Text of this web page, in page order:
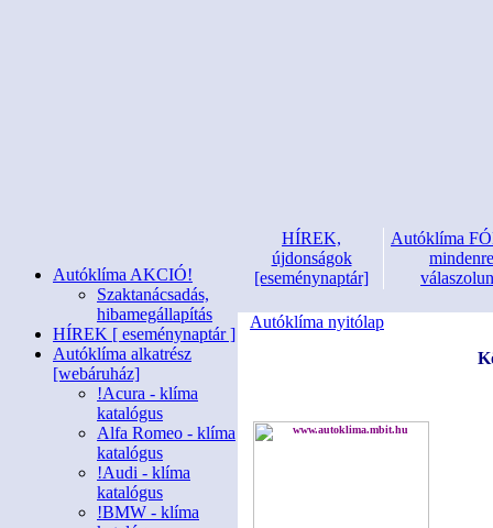
Autóklíma AKCIÓ!
Szaktanácsadás,
hibamegállapítás
HÍREK [ eseménynaptár ]
Autóklíma alkatrész
[webáruház]
!Acura - klíma
katalógus
Alfa Romeo - klíma
katalógus
!Audi - klíma
katalógus
!BMW - klíma
HÍREK,
újdonságok
[eseménynaptár]
Autóklíma
mindenre
Autóklíma nyitólap